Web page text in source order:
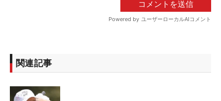
関連記事